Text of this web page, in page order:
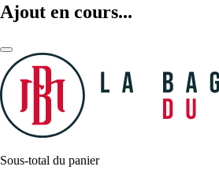
Ajout en cours...
Sous-total du panier